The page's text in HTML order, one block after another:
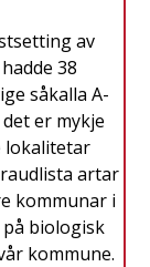
av
38
såkalla A-
er mykje
lokalitetar
artar
kommunar i
biologisk
kommune.